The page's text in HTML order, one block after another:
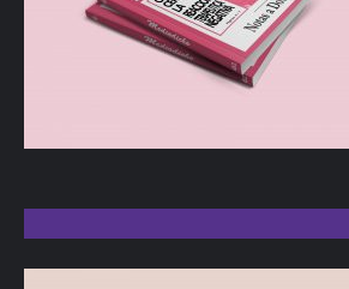
AÑADIR AL CARRITO / DETALLES